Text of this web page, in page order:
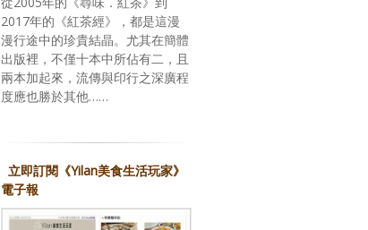
2017年的《紅茶經》，都是這漫
漫行途中的珍貴結晶。尤其在簡體
出版裡，不僅十本中所佔有二，且
兩本加起來，流傳與印行之深廣程
度應也勝於其他……
立即訂閱《Yilan美食生活玩家》
電子報